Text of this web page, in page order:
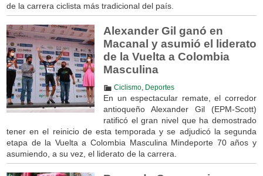
de la carrera ciclista más tradicional del país.
Alexander Gil ganó en
Macanal y asumió el liderato
de la Vuelta a Colombia
Masculina
Ciclismo, Deportes
En un espectacular remate, el corredor
antioqueño Alexander Gil (EPM-Scott)
ratificó el gran nivel que ha demostrado
tener en el reinicio de esta temporada y se adjudicó la segunda
etapa de la Vuelta a Colombia Masculina Mindeporte 70 años y
asumiendo, a su vez, el liderato de la carrera.